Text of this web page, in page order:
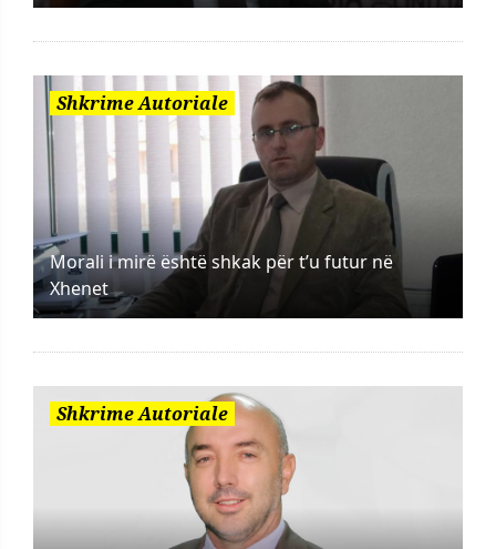
Shkrime Autoriale
Morali i mirë është shkak për t’u futur në
Xhenet
Shkrime Autoriale